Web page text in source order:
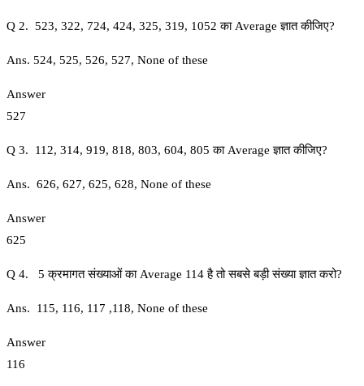
Q 2. 523, 322, 724, 424, 325, 319, 1052 का Average ज्ञात कीजिए?
Ans. 524, 525, 526, 527, None of these
Answer
527
Q 3. 112, 314, 919, 818, 803, 604, 805 का Average ज्ञात कीजिए?
Ans. 626, 627, 625, 628, None of these
Answer
625
Q 4. 5 क्रमागत संख्याओं का Average 114 है तो सबसे बड़ी संख्या ज्ञात करो?
Ans. 115, 116, 117 ,118, None of these
Answer
116